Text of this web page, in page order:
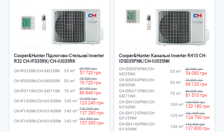
Cooper&Hunter Підлогово-Стельові Inverter
R32 CH-IF035RK/CH-IU035RK
CH-IF035RK/CH-IU035RK 35 m² 59 999 грн
57 720 грн
CH-IF050RK/CH-IU050RK 50 m² 75 000 грн
70 720 грн
CH-IF071RK/CH-IU071RK 70 m² 89 999 грн
86 840 грн
CH-IF100RK/CH-IU100RM 100 m² 12 600 грн
123 240 грн
CH-IF140RK/CH-IU140RM 140 m² 140 000 грн
137 280 грн
CH-IF160RK/CH-IU160RM 160 m² 161 999 грн
157 300 грн
Cooper&Hunter Канальні Inverter R410 CH-
IDS035PNK/CH-IU035NK
CH-IDS035PNK/CH-
IU035NK
35 m² 59 999 грн
54 080 грн
CH-IDS050PNK/CH-
IU050NK
50 m² 73 000 грн
68 120 грн
CH-IDS071PNK/CH-
IU071NK
70 m² 86 000 грн
81 510 грн
CH-IDH100PNK/CH-
IU100NK
100 m² 126 000 грн
120 180 грн
CH-IDH125PNK/CH-
IU125NM
125 m² 131 999 грн
124 700 грн
CH-IDH140PNK/CH-
IU140NM
140 m² 142 000 грн
137 800 грн